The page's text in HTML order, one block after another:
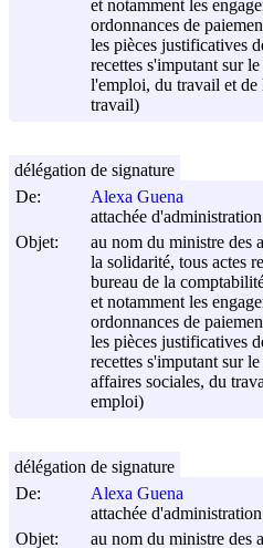
et notamment les
ordonnances de
les pièces justificatives
recettes s'imputant sur
l'emploi, du travail et de
travail)
De:
Alexa Guena
attachée
Objet:
au nom du ministre des
la solidarité, tous actes
bureau de la
et notamment les
ordonnances de
les pièces justificatives
recettes s'imputant sur
affaires sociales, du
emploi)
délégation de signature
De:
Alexa Guena
attachée
Objet:
au nom du ministre des
délégation de signature